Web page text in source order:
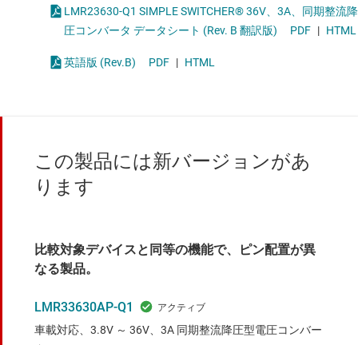
LMR23630-Q1 SIMPLE SWITCHER® 36V、3A、同期整流降
圧コンバータ データシート (Rev. B 翻訳版)
PDF | HTML
英語版 (Rev.B) PDF | HTML
この製品には新バージョンがあ
ります
比較対象デバイスと同等の機能で、ピン配置が異
なる製品。
LMR33630AP-Q1
車載対応、3.8V ～ 36V、3A 同期整流降圧型電圧コンバー